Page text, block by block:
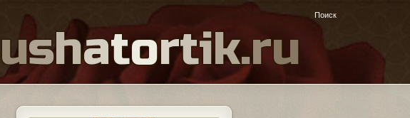
ushatortik.ru